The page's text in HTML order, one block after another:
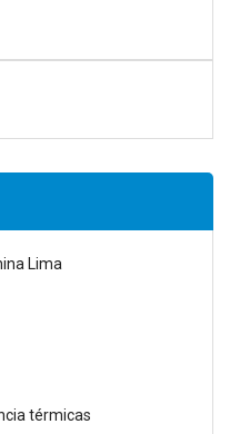
Lima
térmicas